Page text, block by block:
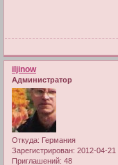
iljinow
Администратор
Откуда: Германия
Зарегистрирован: 2012-04-21
Приглашений: 48